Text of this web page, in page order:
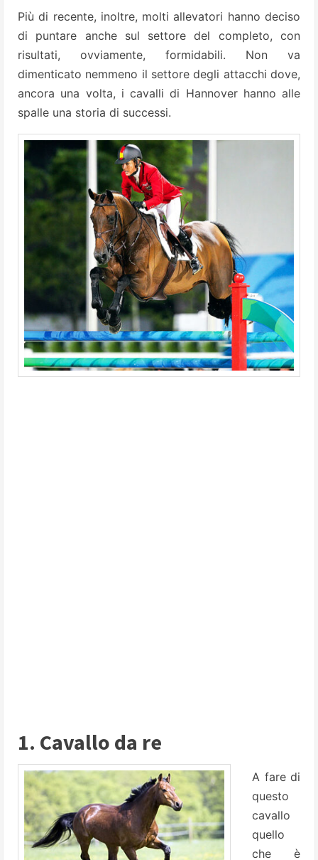
Più di recente, inoltre, molti allevatori hanno deciso
di puntare anche sul settore del completo, con
risultati, ovviamente, formidabili. Non va
dimenticato nemmeno il settore degli attacchi dove,
ancora una volta, i cavalli di Hannover hanno alle
spalle una storia di successi.
1. Cavallo da re
A fare di
questo
cavallo
quello
che è